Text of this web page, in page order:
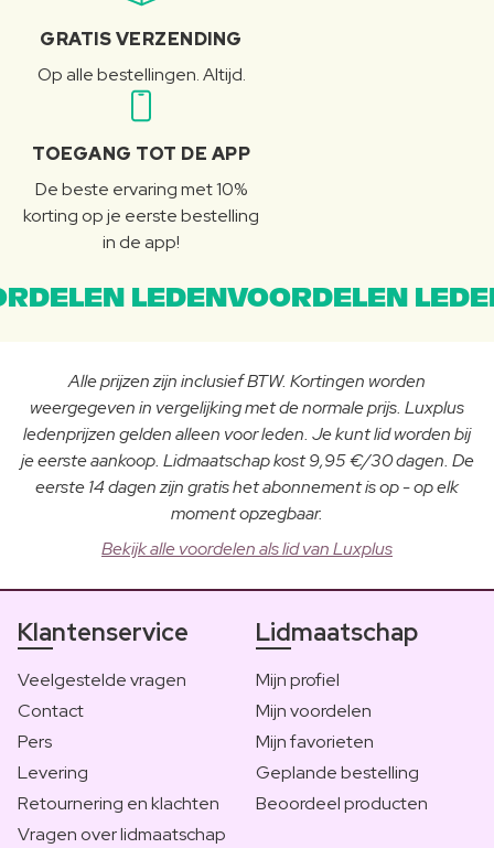
GRATIS VERZENDING
Op alle bestellingen. Altijd.
TOEGANG TOT DE APP
De beste ervaring met 10%
korting op je eerste bestelling
in de app!
LEDENVOORDELEN
Alle prijzen zijn inclusief BTW. Kortingen worden
weergegeven in vergelijking met de normale prijs. Luxplus
ledenprijzen gelden alleen voor leden. Je kunt lid worden bij
je eerste aankoop. Lidmaatschap kost 9,95 €/30 dagen. De
eerste 14 dagen zijn gratis het abonnement is op - op elk
moment opzegbaar.
Bekijk alle voordelen als lid van Luxplus
Klantenservice
Veelgestelde vragen
Contact
Pers
Levering
Retournering en klachten
Vragen over lidmaatschap
Lidmaatschap
Mijn profiel
Mijn voordelen
Mijn favorieten
Geplande bestelling
Beoordeel producten